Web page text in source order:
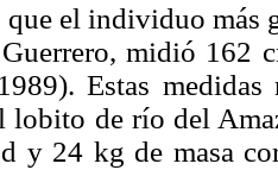
el individuo más
Guerrero, midió 162
Estas
lobito de río del
y 24 kg de masa